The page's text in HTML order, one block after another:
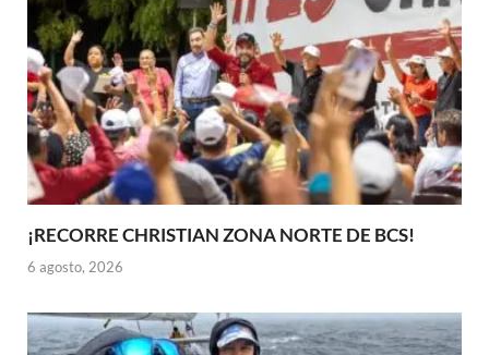
¡RECORRE CHRISTIAN ZONA NORTE DE BCS!
6 agosto, 2026